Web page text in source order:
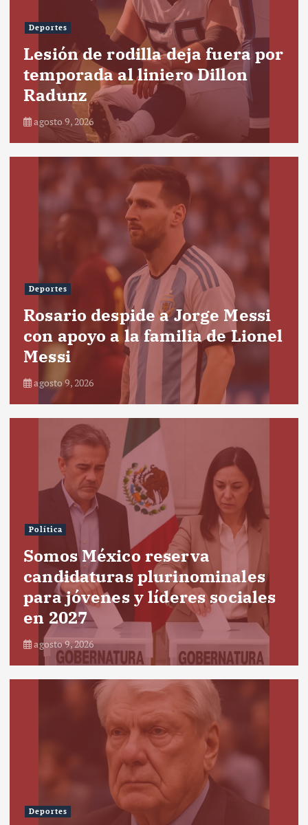
Deportes
Lesión de rodilla deja fuera por
temporada al liniero Dillon
Radunz
agosto 9, 2026
Deportes
Rosario despide a Jorge Messi
con apoyo a la familia de Lionel
Messi
agosto 9, 2026
Política
Somos México reserva
candidaturas plurinominales
para jóvenes y líderes sociales
en 2027
agosto 9, 2026
Deportes